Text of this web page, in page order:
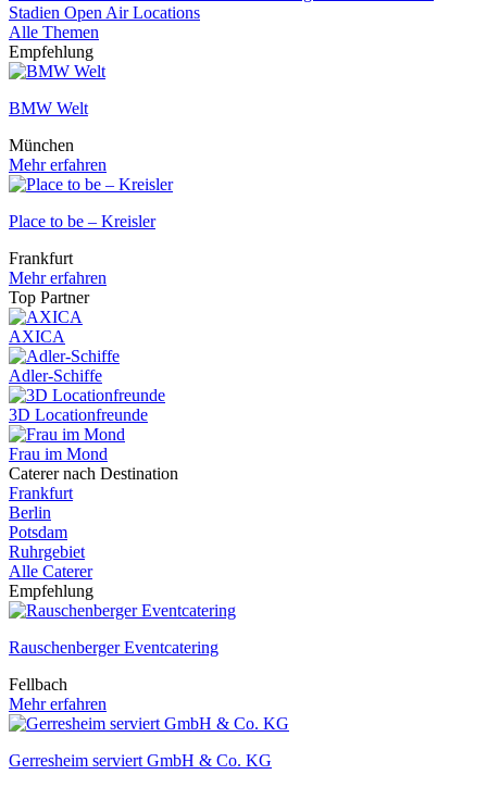
Stadien Open Air Locations
Alle Themen
Empfehlung
BMW Welt
München
Mehr erfahren
Place to be – Kreisler
Frankfurt
Mehr erfahren
Top Partner
AXICA
Adler-Schiffe
3D Locationfreunde
Frau im Mond
Caterer nach Destination
Frankfurt
Berlin
Potsdam
Ruhrgebiet
Alle Caterer
Empfehlung
Rauschenberger Eventcatering
Fellbach
Mehr erfahren
Gerresheim serviert GmbH & Co. KG